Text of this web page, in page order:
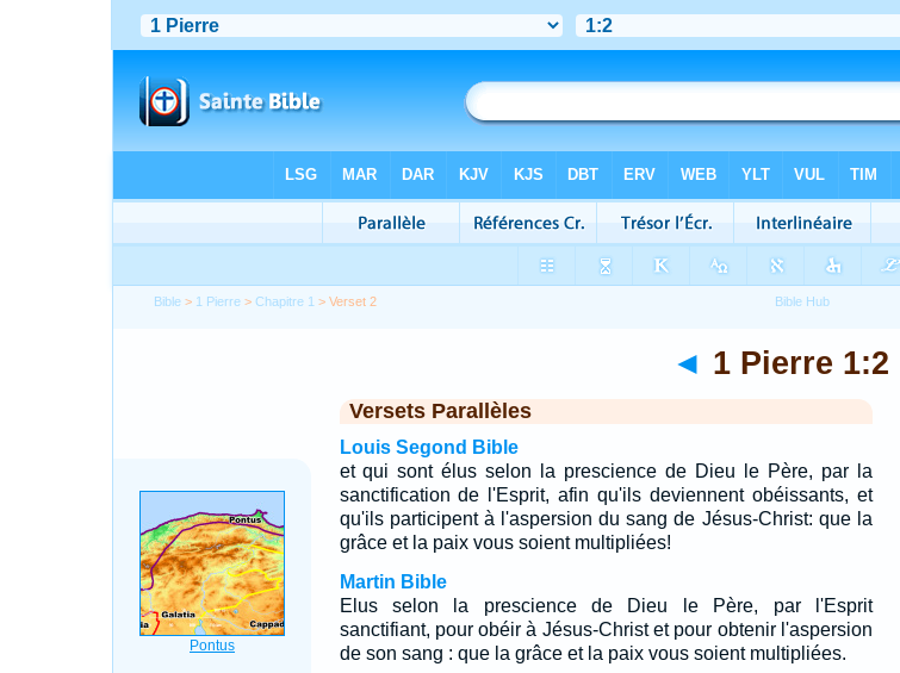
Bible > 1 Pierre >Chapitre 1 > Verset 2
◄ 1 Pierre 1:2
Versets Parallèles
Louis Segond Bible
et qui sont élus selon la prescience de Dieu le Père, par la
sanctification de l'Esprit, afin qu'ils deviennent obéissants, et
qu'ils participent à l'aspersion du sang de Jésus-Christ: que la
grâce et la paix vous soient multipliées!
Martin Bible
Elus selon la prescience de Dieu le Père, par l'Esprit
sanctifiant, pour obéir à Jésus-Christ et pour obtenir l'aspersion
de son sang : que la grâce et la paix vous soient multipliées.